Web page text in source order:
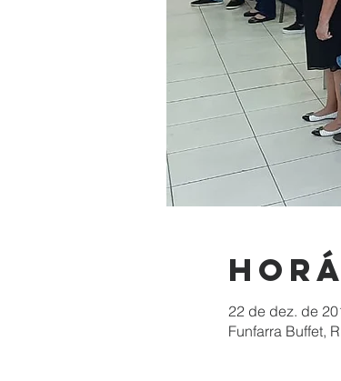
22 de dez. de
Funfarra Buffet,